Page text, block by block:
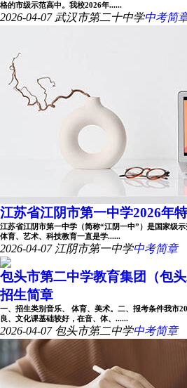
格的市级示范高中。我校2026年......
2026-04-07 武汉市第二十中学中考简
江苏省江阴市第一中学2026年
江苏省江阴市第一中学（简称“江阴一中”）是国家级
体育、艺术、科技教育一直是学......
2026-04-07 江阴市第一中学中考简章
包头市第二中学教育集团（包
招生简章
一、招生类别音乐、 体育、美术。二、报考条件我市
良、文化课基础较好，在音、体、......
2026-04-07 包头市第二中学中考简章